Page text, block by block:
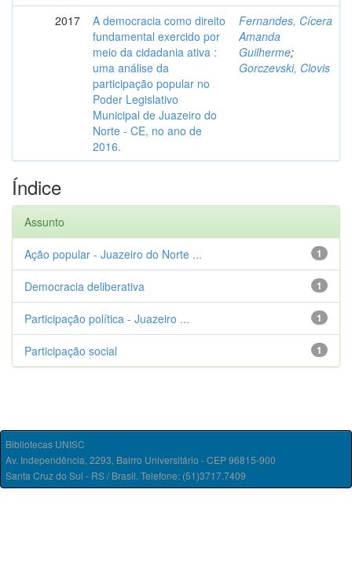
2017
A democracia como direito
fundamental exercido por
meio da cidadania ativa :
uma análise da
participação popular no
Poder Legislativo
Municipal de Juazeiro do
Norte - CE, no ano de
2016.
Fernandes, Cícera
Amanda
Guilherme;
Gorczevski, Clovis
Índice
Assunto
1
Ação popular - Juazeiro do Norte ...
1
Democracia deliberativa
1
Participação política - Juazeiro ...
1
Participação social
Bibliotecas UNISC
Av. Independência, 2293, Bairro Universitário - CEP 96815-900
Santa Cruz do Sul - RS / Brasil. Telefone: (51)3717.7409